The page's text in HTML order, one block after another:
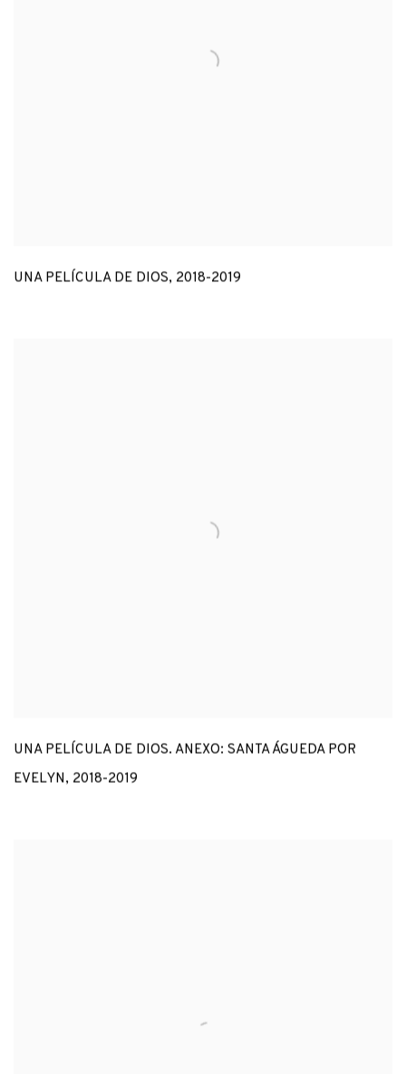
UNA PELÍCULA DE DIOS, 2018-2019
UNA PELÍCULA DE DIOS. ANEXO: SANTA ÁGUEDA POR
EVELYN, 2018-2019